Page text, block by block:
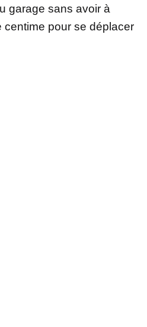
garage sans avoir à
centime pour se déplacer